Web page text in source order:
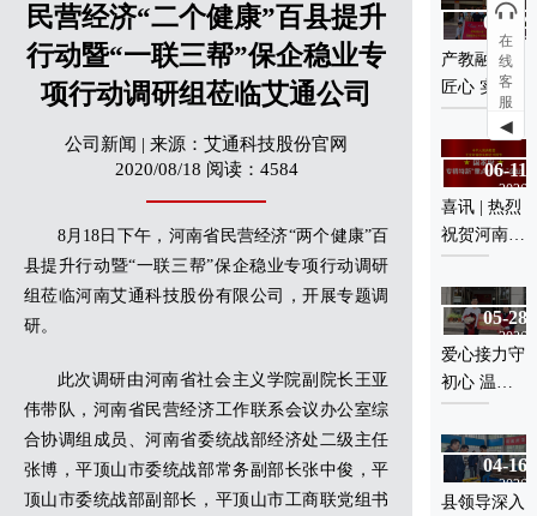
民营经济“二个健康”百县提升
行动暨“一联三帮”保企稳业专
项行动调研组莅临艾通公司
公司新闻 | 来源：艾通科技股份官网
2020/08/18 阅读：4584
8月18日下午，河南省民营经济“两个健康”百
县提升行动暨“一联三帮”保企稳业专项行动调研
组莅临河南艾通科技股份有限公司，开展专题调
研。
此次调研由河南省社会主义学院副院长王亚
伟带队，河南省民营经济工作联系会议办公室综
合协调组成员、河南省委统战部经济处二级主任
张博，平顶山市委统战部常务副部长张中俊，平
顶山市委统战部副部长，平顶山市工商联党组书
艾通科技股
份捐资10万
秀贫困学子
十大经济人
物暨鹰城十
大影响力企
平顶山宾馆
举行
2019
平顶山市市
长、市委常
委等领导亲
自莅临艾通
2019
07-12
2026
产教融合育
匠心 实践
砺行筑梦想
——河南质
量工程职业
学院机电工
程学院师生
赴艾通公司
践活动 ​
06-11
2026
喜讯 | 热烈
祝贺河南艾
通科技股份
有限公司荣
膺国家级专
精特新“重
点小巨
人”企业
05-28
2026
爱心接力守
初心 温情
公益暖郏县
04-16
2026
县领导深入
在
线
客
服
◀